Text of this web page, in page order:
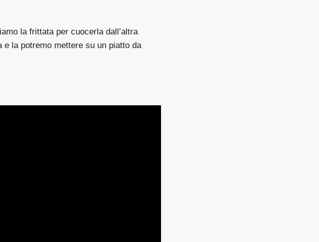
la frittata per cuocerla dall’altra
la potremo mettere su un piatto da